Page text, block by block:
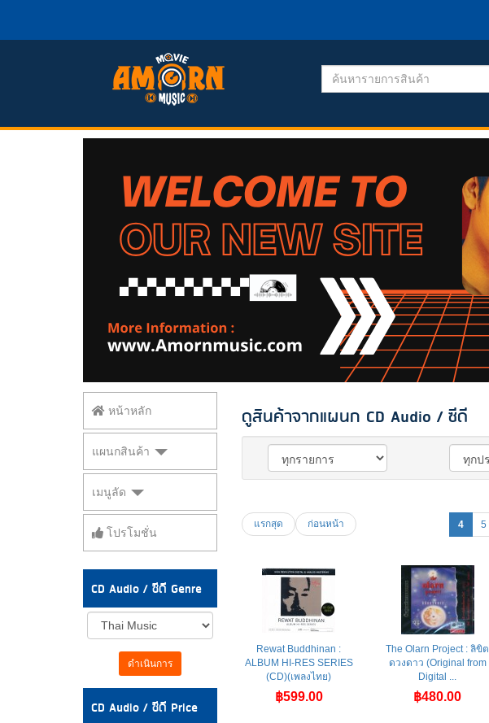
หน้าหลัก
แผนกสินค้า
เมนูลัด
โปรโมชั่น
CD Audio / ซีดี Genre
ดำเนินการ
CD Audio / ซีดี Price
ดูสินค้าจากแผนก CD Audio / ซีดี
แรกสุด ก่อนหน้า 4 5
Rewat Buddhinan :
ALBUM HI-RES SERIES
(CD)(เพลงไทย)
฿599.00
The Olarn Project : ลิขิต
ดวงดาว (Original from
Digital ...
฿480.00